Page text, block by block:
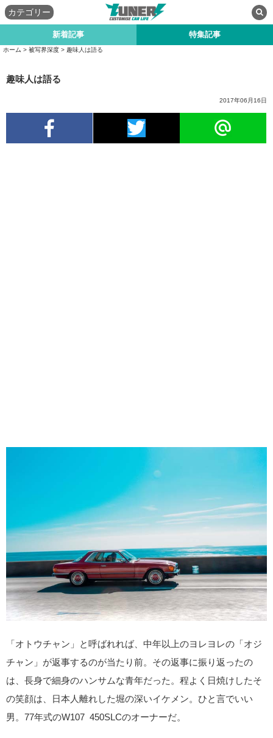
カテゴリー
新着記事 特集記事
ホーム > 被写界深度 > 趣味人は語る
趣味人は語る
2017年06月16日
「オトウチャン」と呼ばれれば、中年以上のヨレヨレの「オジ
チャン」が返事するのが当たり前。その返事に振り返ったの
は、長身で細身のハンサムな青年だった。程よく日焼けしたそ
の笑顔は、日本人離れした堀の深いイケメン。ひと言でいい
男。77年式のW107 450SLCのオーナーだ。